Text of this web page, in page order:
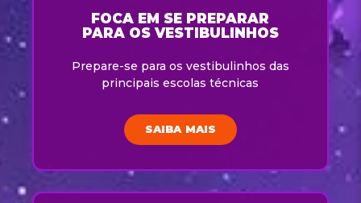
FOCA EM SE PREPARAR
PARA OS VESTIBULINHOS
Prepare-se para os vestibulinhos das
principais escolas técnicas
SAIBA MAIS